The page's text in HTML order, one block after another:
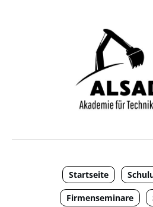
Startseite
Firmenseminare